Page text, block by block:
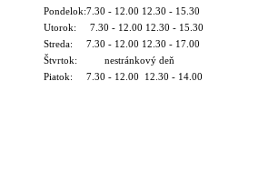
Pondelok:7.30 - 12.00 12.30 - 15.30
Utorok: 7.30 - 12.00 12.30 - 15.30
Streda: 7.30 - 12.00 12.30 - 17.00
Štvrtok: nestránkový deň
Piatok: 7.30 - 12.00 12.30 - 14.00